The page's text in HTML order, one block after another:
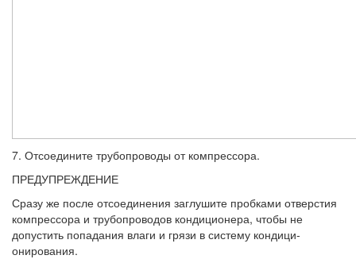
7. Отсоедините трубопроводы от ком­прессора.
ПРЕДУПРЕЖДЕНИЕ
Сразу же после отсоединения заглушите пробками отверстия
компрессора и трубо­проводов кондиционера, чтобы не
допустить попадания влаги и грязи в систему кондици­
онирования.